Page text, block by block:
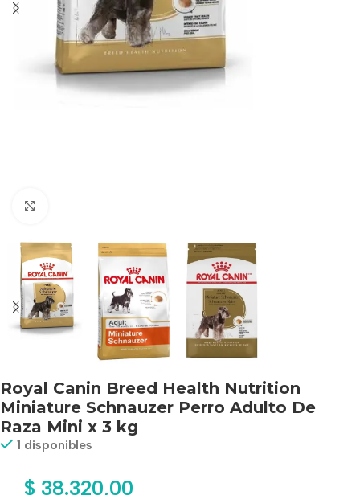
Royal Canin Breed Health Nutrition
Miniature Schnauzer Perro Adulto De
Raza Mini x 3 kg
1 disponibles
$ 38.320,00